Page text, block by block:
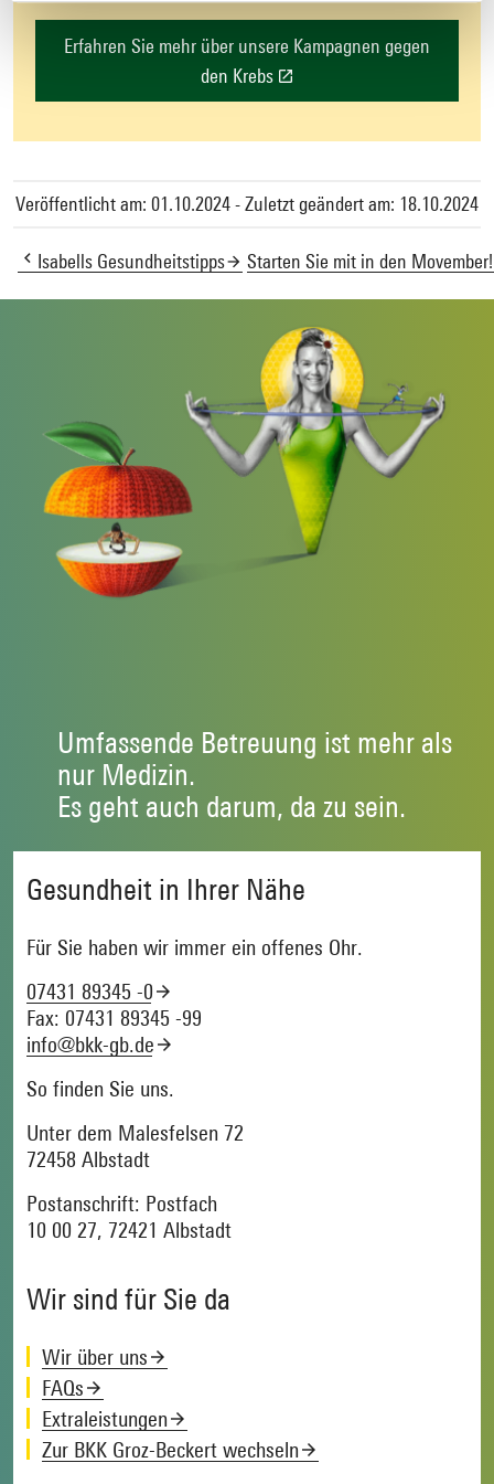
Erfahren Sie mehr über unsere Kampagnen gegen
den Krebs
Veröffentlicht am: 01.10.2024 - Zuletzt geändert am: 18.10.2024
Isabells Gesundheitstipps Starten Sie mit in den Movember!
Umfassende Betreuung ist mehr als
nur Medizin.
Es geht auch darum, da zu sein.
Gesundheit in Ihrer Nähe
Für Sie haben wir immer ein offenes Ohr.
07431 89345 -0
Fax: 07431 89345 -99
info@bkk-gb.de
So finden Sie uns.
Unter dem Malesfelsen 72
72458 Albstadt
Postanschrift: Postfach
10 00 27, 72421 Albstadt
Wir sind für Sie da
Wir über uns
FAQs
Extraleistungen
Zur BKK Groz-Beckert wechseln